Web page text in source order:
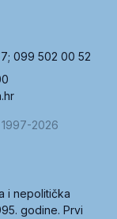
099 502 00 52
2026
i nepolitička
godine. Prvi